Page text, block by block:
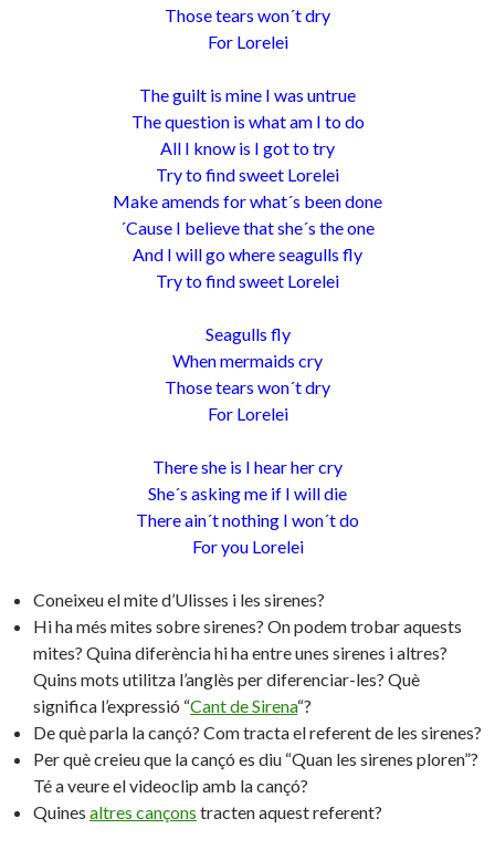
Those tears won´t dry
For Lorelei
The guilt is mine I was untrue
The question is what am I to do
All I know is I got to try
Try to find sweet Lorelei
Make amends for what´s been done
´Cause I believe that she´s the one
And I will go where seagulls fly
Try to find sweet Lorelei
Seagulls fly
When mermaids cry
Those tears won´t dry
For Lorelei
There she is I hear her cry
She´s asking me if I will die
There ain´t nothing I won´t do
For you Lorelei
Coneixeu el mite d’Ulisses i les sirenes?
Hi ha més mites sobre sirenes? On podem trobar aquests
mites? Quina diferència hi ha entre unes sirenes i altres?
Quins mots utilitza l’anglès per diferenciar-les? Què
significa l’expressió “Cant de Sirena“?
De què parla la cançó? Com tracta el referent de les sirenes?
Per què creieu que la cançó es diu “Quan les sirenes ploren”?
Té a veure el videoclip amb la cançó?
Quines altres cançons tracten aquest referent?